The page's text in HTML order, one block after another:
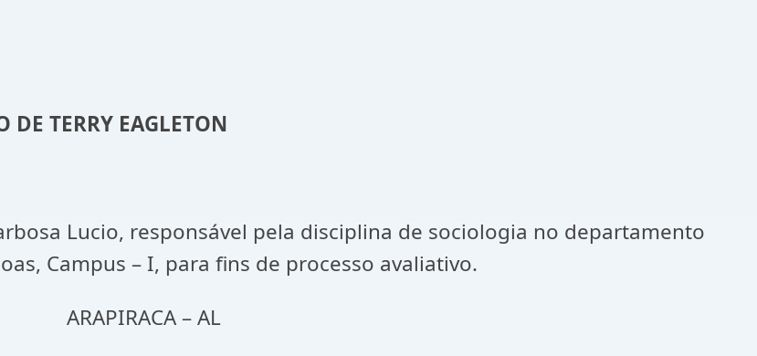
DE TERRY EAGLETON
Lucio, responsável pela disciplina de sociologia no departamento
Campus – I, para fins de processo avaliativo.
ARAPIRACA – AL